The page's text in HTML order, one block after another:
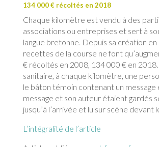
134 000 € récoltés en 2018
Chaque kilomètre est vendu à des
associations ou entreprises et sert à
langue bretonne. Depuis sa création en
recettes de la course ne font
€ récoltés en 2008, 134 000 € en 2018.
sanitaire, à chaque kilomètre, une
le bâton témoin contenant un message
message et son auteur étaient gardés
jusqu’à l’arrivée et lu sur scène devant
L’intégralité de l’article